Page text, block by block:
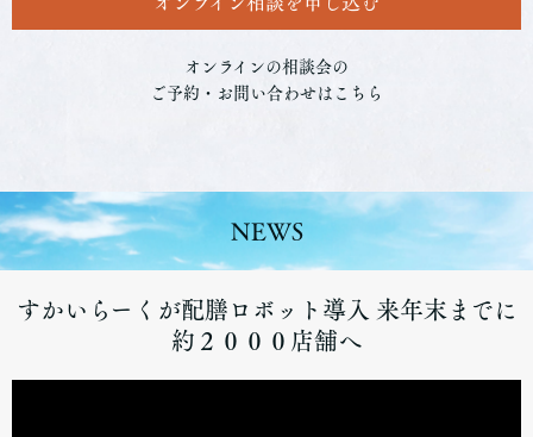
オンラインの相談会の
ご予約・お問い合わせはこちら
NEWS
すかいらーくが配膳ロボット導入 来年末までに
約２０００店舗へ